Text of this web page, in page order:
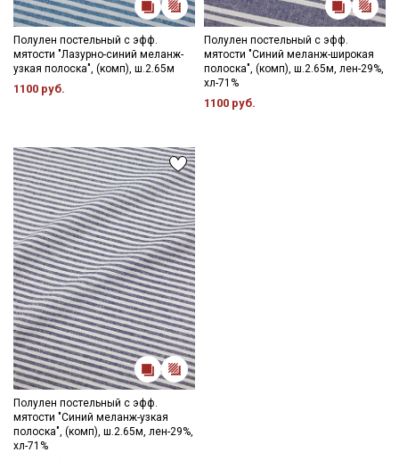
Полулен постельный с эфф.
мятости "Лазурно-синий меланж-
узкая полоска", (комп), ш.2.65м
1100 руб.
Полулен постельный с эфф.
мятости "Синий меланж-широкая
полоска", (комп), ш.2.65м, лен-29%,
хл-71%
1100 руб.
Полулен постельный с эфф.
мятости "Синий меланж-узкая
полоска", (комп), ш.2.65м, лен-29%,
хл-71%